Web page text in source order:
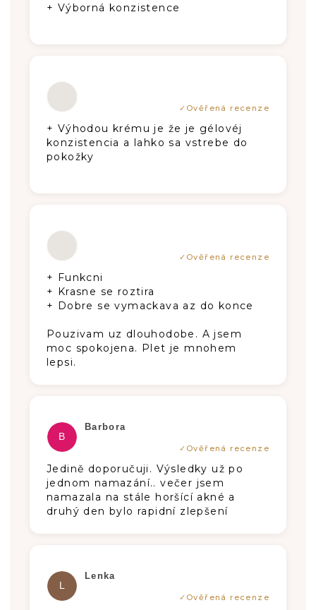
+ Výborná konzistence
+ Výhodou krému je že je gélovéj
konzistencia a lahko sa vstrebe do
pokožky
+ Funkcni
+ Krasne se roztira
+ Dobre se vymackava az do konce
Pouzivam uz dlouhodobe. A jsem
moc spokojena. Plet je mnohem
lepsi.
B
Barbora
Hodnotenie produktu je 5 z 5
Jedině doporučuji. Výsledky už po
jednom namazání.. večer jsem
namazala na stále horšící akné a
druhý den bylo rapidní zlepšení
L
Lenka
Hodnotenie produktu je 5 z 5